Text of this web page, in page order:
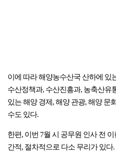
이에 따라 해양농수산국 산하에 있
수산정책과, 수산진흥과, 농축산유
있는 해양 경제, 해양 관광, 해양 문
수도 있다.
한편, 이번 7월 시 공무원 인사 전
간적, 절차적으로 다소 무리가 있